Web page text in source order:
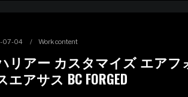
07-04 Work content
リアー カスタマイズ エアフ
エアサス BC FORGED